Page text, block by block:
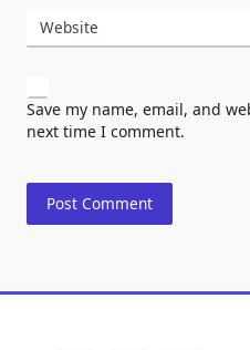
Website
Save my name, email, and
next time I comment.